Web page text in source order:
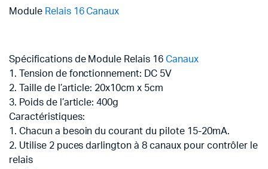
Module Relais 16 Canaux
Spécifications de Module Relais 16Canaux
1. Tension de fonctionnement: DC 5V
2. Taille de l’article: 20x10cm x 5cm
3. Poids de l’article: 400g
Caractéristiques:
1. Chacun a besoin du courant du pilote 15-20mA.
2. Utilise 2 puces darlington à 8 canaux pour contrôler le
relais